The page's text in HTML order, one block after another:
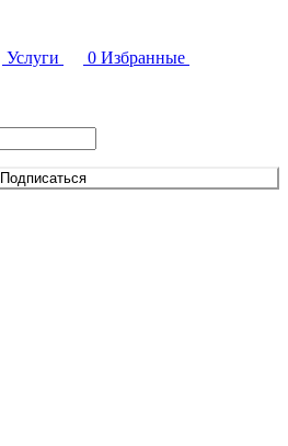
Услуги 0 Избранные
Подписаться